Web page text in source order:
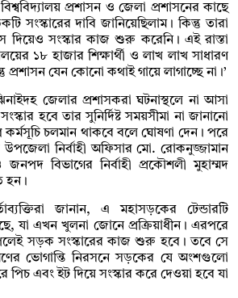
প্রশাসন ও জেলা প্রশাসনের কাছে
সংস্কারের দাবি জানিয়েছিলাম। কিন্তু তারা
দিয়েও সংস্কার কাজ শুরু করেনি। এই রাস্তা
১৮ হাজার শিক্ষার্থী ও লাখ লাখ সাধারণ
প্রশাসন যেন কোনো কথাই গায়ে লাগাচ্ছে না।’
জেলার প্রশাসকরা ঘটনাস্থলে না আসা
হবে তার সুনির্দিষ্ট সময়সীমা না জানানো
চলমান থাকবে বলে ঘোষণা দেন। পরে
নির্বাহী অফিসার মো. রোকনুজ্জামান
বিভাগের নির্বাহী প্রকৌশলী মুহাম্মদ
হন।
জানান, এ মহাসড়কের টেন্ডারটি
যা এখন খুলনা জোনে প্রক্রিয়াধীন। এরপরে
সড়ক সংস্কারের কাজ শুরু হবে। তবে সে
ভোগান্তি নিরসনে সড়কের যে অংশগুলো
পিচ এবং ইট দিয়ে সংস্কার করে দেওয়া হবে যা